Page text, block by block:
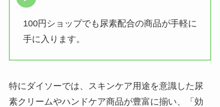
100円ショップでも尿素配合の商品が手軽に
手に入ります。
特にダイソーでは、スキンケア用途を意識した尿
素クリームやハンドケア商品が豊富に揃い、「効